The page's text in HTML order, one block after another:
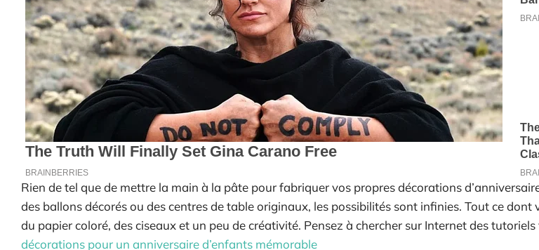
Rien de tel que de mettre la main à la pâte pour fabriquer vos propres décorations
des ballons décorés ou des centres de table originaux, les possibilités sont infinies. Tout ce dont
du papier coloré, des ciseaux et un peu de créativité. Pensez à chercher sur Internet des tutoriels
décorations pour un anniversaire d’enfants mémorable